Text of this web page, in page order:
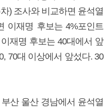
) 조사와 비교하면 윤석열
이재명 후보는 4%포인트
재명 후보는 40대에서 앞
70대 이상에서 앞섰다. 30
산 울산 경남에서 윤석열